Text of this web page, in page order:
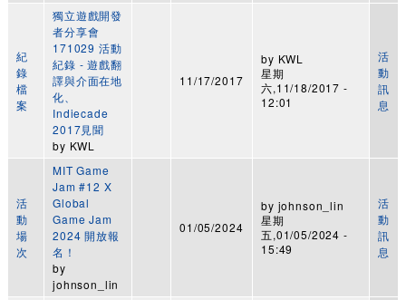
紀
錄
檔
案
獨立遊戲開發
者分享會
171029 活動
紀錄 - 遊戲翻
譯與介面在地
化、
Indiecade
2017見聞
by KWL
11/17/2017
by KWL
星期
六,11/18/2017 -
12:01
活
動
訊
息
活
動
場
次
MIT Game
Jam #12 X
Global
Game Jam
2024 開放報
名！
by
johnson_lin
01/05/2024
by johnson_lin
星期
五,01/05/2024 -
15:49
活
動
訊
息